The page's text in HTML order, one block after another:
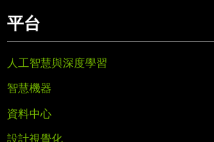
平台
人工智慧與深度學習
智慧機器
資料中心
設計視覺化